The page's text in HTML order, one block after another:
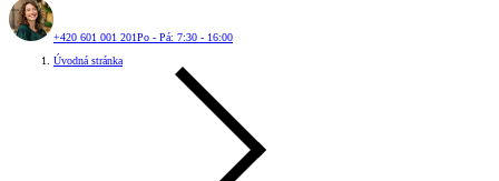
+420 601 001 201Po - Pá: 7:30 - 16:00
Úvodná stránka